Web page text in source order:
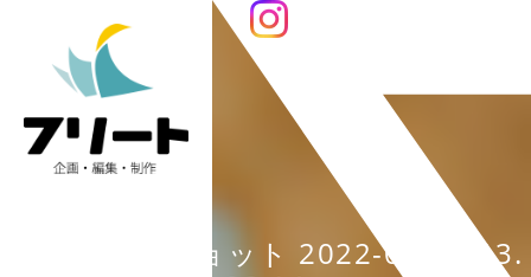
スクリーンショット 2022-04-28 13.